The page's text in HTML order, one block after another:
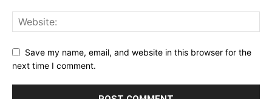
Save my name, email, and website in this browser for the
next time I comment.